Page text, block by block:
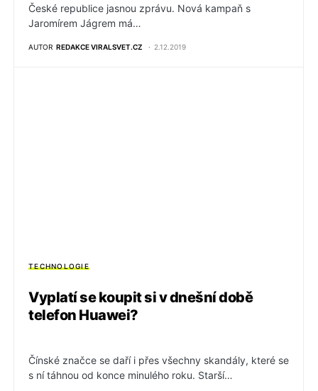
České republice jasnou zprávu. Nová kampaň s
Jaromírem Jágrem má…
AUTOR REDAKCE VIRALSVET.CZ 2.12.2019
TECHNOLOGIE
Vyplatí se koupit si v dnešní době
telefon Huawei?
Čínské značce se daří i přes všechny skandály, které se
s ní táhnou od konce minulého roku. Starší…